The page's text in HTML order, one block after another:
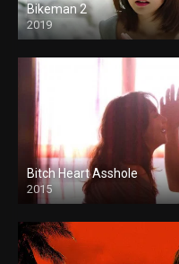
Bikeman 2
2019
Bitch Heart Asshole
2015